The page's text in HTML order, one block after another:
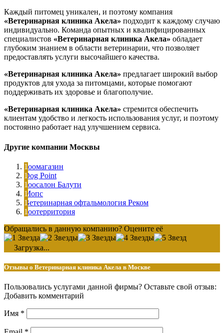
Каждый питомец уникален, и поэтому компания
«Ветеринарная клиника Акела» подходит к каждому случаю
индивидуально. Команда опытных и квалифицированных
специалистов «Ветеринарная клиника Акела» обладает
глубоким знанием в области ветеринарии, что позволяет
предоставлять услуги высочайшего качества.
«Ветеринарная клиника Акела» предлагает широкий выбор
продуктов для ухода за питомцами, которые помогают
поддерживать их здоровье и благополучие.
«Ветеринарная клиника Акела» стремится обеспечить
клиентам удобство и легкость использования услуг, и поэтому
постоянно работает над улучшением сервиса.
Другие компании Москвы
Зоомагазин
Dog Point
Зоосалон Балути
Мопс
Ветеринарная офтальмология Реком
Зоотерритория
Обращались в данную компанию? Оцените её
Загрузка...
Отзывы о Ветеринарная клиника Акела в Москве
Пользовались услугами данной фирмы? Оставьте свой отзыв:
Добавить комментарий
Имя *